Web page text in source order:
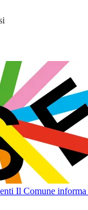
Il Comune informa